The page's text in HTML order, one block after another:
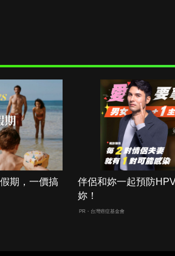
期，一價搞
伴侶和妳一起預防
妳！
PR・台灣癌症基金會